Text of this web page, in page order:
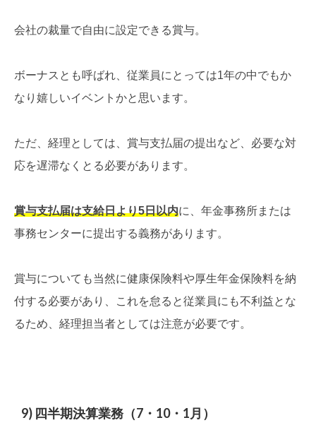
会社の裁量で自由に設定できる賞与。
ボーナスとも呼ばれ、従業員にとっては1年の中でもか
なり嬉しいイベントかと思います。
ただ、経理としては、賞与支払届の提出など、必要な対
応を遅滞なくとる必要があります。
賞与支払届は支給日より5日以内に、年金事務所または
事務センターに提出する義務があります。
賞与についても当然に健康保険料や厚生年金保険料を納
付する必要があり、これを怠ると従業員にも不利益とな
るため、経理担当者としては注意が必要です。
9) 四半期決算業務（7・10・1月）